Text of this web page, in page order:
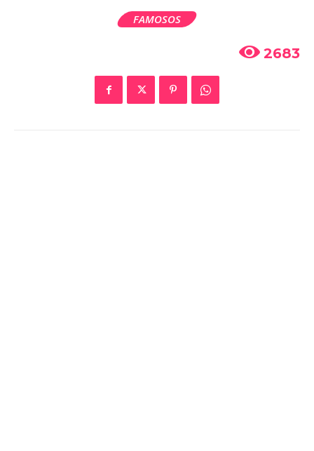
FAMOSOS
2683